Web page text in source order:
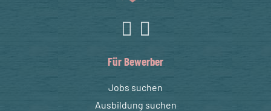
Für Bewerber
Jobs suchen
Ausbildung suchen